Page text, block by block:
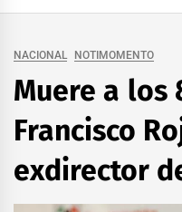
NACIONAL NOTIMOMENTO
Muere a los
Francisco
exdirector